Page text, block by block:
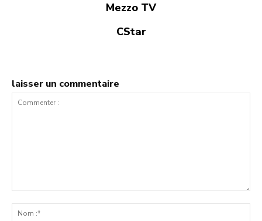
Mezzo TV
CStar
laisser un commentaire